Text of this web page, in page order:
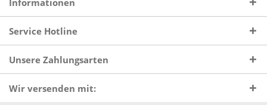
Informationen
Service Hotline
Unsere Zahlungsarten
Wir versenden mit: